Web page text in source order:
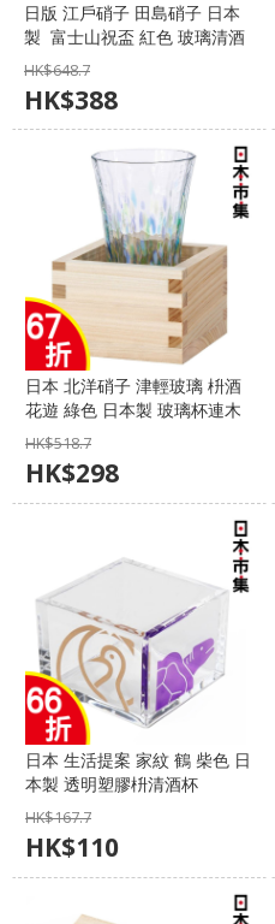
日版 江戶硝子 田島硝子 日本
製 富士山祝盃 紅色 玻璃清酒
杯 (工藝原木禮盒)【市集世界 -
日本市集】
HK$648.7
HK$388
日本 北洋硝子 津輕玻璃 枡酒
花遊 綠色 日本製 玻璃杯連木
器枡酒杯禮盒套裝 (614)【市
集世界 - 日本市集】
HK$518.7
HK$298
日本 生活提案 家紋 鶴 柴色 日
本製 透明塑膠枡清酒杯
100ml【市集世界 - 日本市
集】
HK$167.7
HK$110